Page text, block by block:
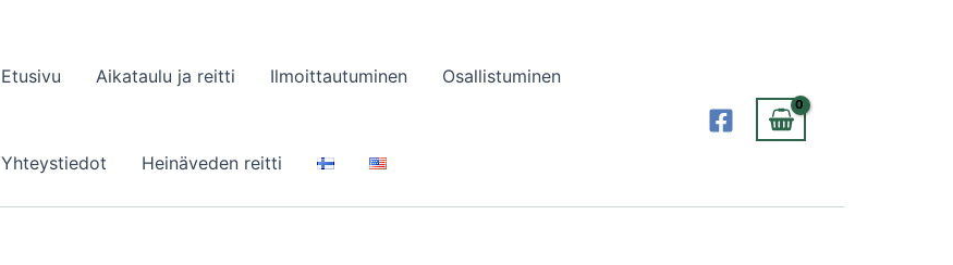
Etusivu Aikataulu ja reitti Ilmoittautuminen Osallistuminen
Yhteystiedot Heinäveden reitti